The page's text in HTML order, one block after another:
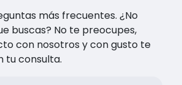
más frecuentes. ¿No
buscas? No te preocupes,
con nosotros y con gusto te
tu consulta.